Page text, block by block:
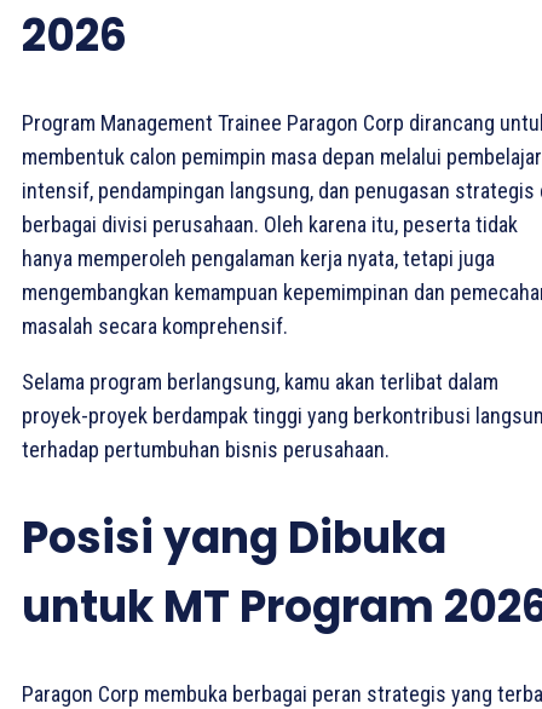
2026
Program Management Trainee Paragon Corp dirancang
membentuk calon pemimpin masa depan melalui
intensif, pendampingan langsung, dan penugasan strategis
berbagai divisi perusahaan. Oleh karena itu, peserta tidak
hanya memperoleh pengalaman kerja nyata, tetapi juga
mengembangkan kemampuan kepemimpinan dan
masalah secara komprehensif.
Selama program berlangsung, kamu akan terlibat dalam
proyek-proyek berdampak tinggi yang berkontribusi
terhadap pertumbuhan bisnis perusahaan.
Posisi yang Dibuka
untuk MT Program
Paragon Corp membuka berbagai peran strategis yang